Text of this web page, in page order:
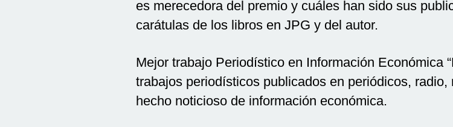
es merecedora del premio y cuáles han sido sus
carátulas de los libros en JPG y del autor.
Mejor trabajo Periodístico en Información Económica
trabajos periodísticos publicados en periódicos,
hecho noticioso de información económica.